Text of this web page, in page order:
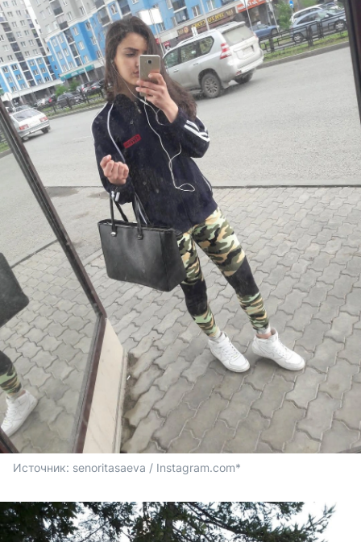
Источник: senoritasaeva / Instagram.com*